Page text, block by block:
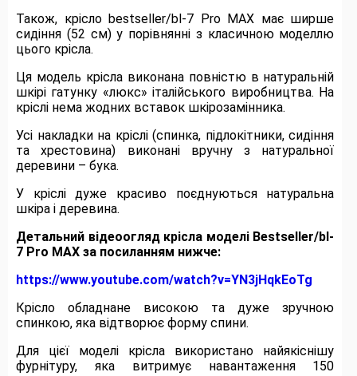
Також, крісло bestseller/bl-7 Pro MAX має ширше
сидіння (52 см) у порівнянні з класичною моделлю
цього крісла.
Ця модель крісла виконана повністю в натуральній
шкірі гатунку «люкс» італійського виробництва. На
кріслі нема жодних вставок шкірозамінника.
Усі накладки на кріслі (спинка, підлокітники, сидіння
та хрестовина) виконані вручну з натуральної
деревини – бука.
У кріслі дуже красиво поєднуються натуральна
шкіра і деревина.
Детальний відеоогляд крісла моделі Bestseller/bl-
7 Pro MAX за посиланням нижче:
https://www.youtube.com/watch?v=YN3jHqkEoTg
Крісло обладнане високою та дуже зручною
спинкою, яка відтворює форму спини.
Для цієї моделі крісла використано найякіснішу
фурнітуру, яка витримує навантаження 150